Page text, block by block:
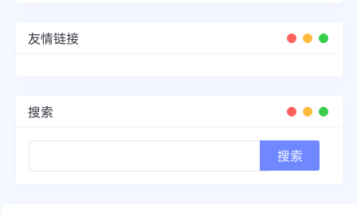
友情链接
搜索